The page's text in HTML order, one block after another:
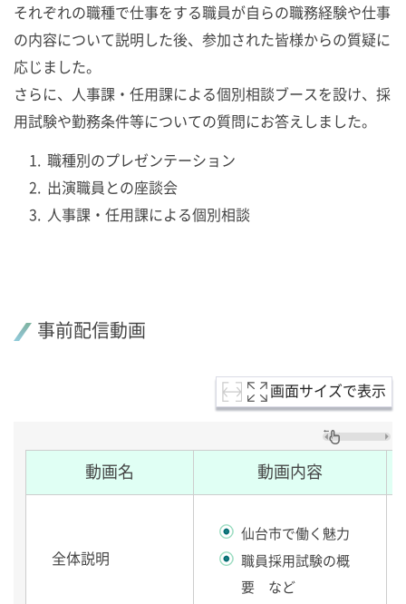
それぞれの職種で仕事をする職員が自らの職務経験や仕事
の内容について説明した後、参加された皆様からの質疑に
応じました。
さらに、人事課・任用課による個別相談ブースを設け、採
用試験や勤務条件等についての質問にお答えしました。
職種別のプレゼンテーション
出演職員との座談会
人事課・任用課による個別相談
事前配信動画
画面サイズで表示
動画名 動画内容
全体説明
仙台市で働く魅力
職員採用試験の概
要 など